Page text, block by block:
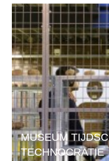
MUSEUM
TECHNOCRATIE